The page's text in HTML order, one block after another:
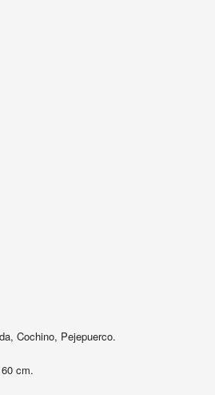
Cochino, Pejepuerco.
cm.